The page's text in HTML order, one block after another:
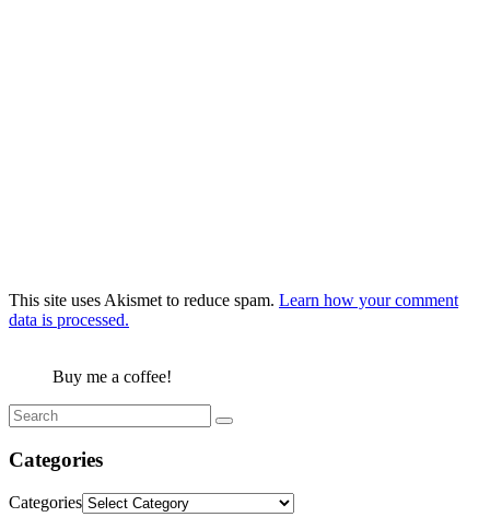
This site uses Akismet to reduce spam. Learn how your comment
data is processed.
Buy me a coffee!
Categories
Categories